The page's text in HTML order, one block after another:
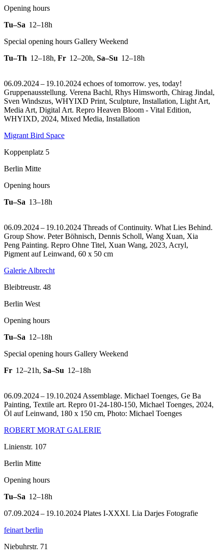
Opening hours
Tu–Sa 12–18h
Special opening hours Gallery Weekend
Tu–Th 12–18h, Fr 12–20h, Sa–Su 12–18h
06.09.2024 – 19.10.2024 echoes of tomorrow. yes, today!
Gruppenausstellung. Verena Bachl, Rhys Himsworth, Chirag Jindal,
Sven Windszus, WHYIXD Print, Sculpture, Installation, Light Art,
Media Art, Digital Art. Repro Heaven Bloom - Vital Edition,
WHYIXD, 2024, Mixed Media, Installation
Migrant Bird Space
Koppenplatz 5
Berlin Mitte
Opening hours
Tu–Sa 13–18h
06.09.2024 – 19.10.2024 Threads of Continuity. What Lies Behind.
Group Show. Peter Böhnisch, Dennis Scholl, Wang Xuan, Xia
Peng Painting. Repro Ohne Titel, Xuan Wang, 2023, Acryl,
Pigment auf Leinwand, 60 x 50 cm
Galerie Albrecht
Bleibtreustr. 48
Berlin West
Opening hours
Tu–Sa 12–18h
Special opening hours Gallery Weekend
Fr 12–21h, Sa–Su 12–18h
06.09.2024 – 19.10.2024 Assemblage. Michael Toenges, Ge Ba
Painting, Textile art. Repro 01-24-180-150, Michael Toenges, 2024,
Öl auf Leinwand, 180 x 150 cm, Photo: Michael Toenges
ROBERT MORAT GALERIE
Linienstr. 107
Berlin Mitte
Opening hours
Tu–Sa 12–18h
07.09.2024 – 19.10.2024 Plates I-XXXI. Lia Darjes Fotografie
feinart berlin
Niebuhrstr. 71